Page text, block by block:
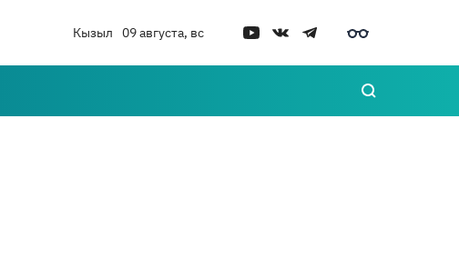
Кызыл 09 августа, вс